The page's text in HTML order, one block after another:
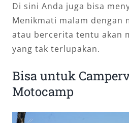
Di sini Anda juga bisa
Menikmati malam dengan
atau bercerita tentu akan
yang tak terlupakan.
Bisa untuk
Motocamp